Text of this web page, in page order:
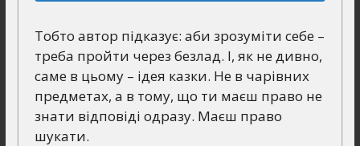
Тобто автор підказує: аби зрозуміти себе –
треба пройти через безлад. І, як не дивно,
саме в цьому – ідея казки. Не в чарівних
предметах, а в тому, що ти маєш право не
знати відповіді одразу. Маєш право
шукати.